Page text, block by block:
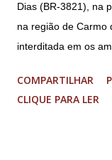
Dias (BR-3821), na
na região de Carmo
interditada em os
Imagens
COMPARTILHAR
CLIQUE PARA LER